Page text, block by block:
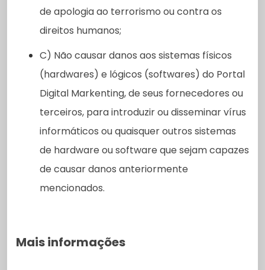
de apologia ao terrorismo ou contra os
direitos humanos;
C) Não causar danos aos sistemas físicos
(hardwares) e lógicos (softwares) do Portal
Digital Markenting, de seus fornecedores ou
terceiros, para introduzir ou disseminar vírus
informáticos ou quaisquer outros sistemas
de hardware ou software que sejam capazes
de causar danos anteriormente
mencionados.
Mais informações